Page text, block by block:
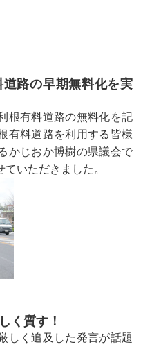
路の早期無料化を実
根有料道路の無料化を記
有料道路を利用する皆様
かじおか博樹の県議会で
いただきました。
く質す！
しく追及した発言が話題